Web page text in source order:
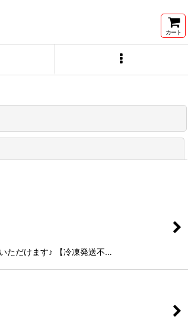
カート
ただけます♪ 【冷凍発送不…